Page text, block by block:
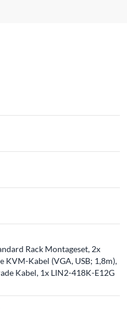
Rack Montageset, 2x
KVM-Kabel (VGA, USB; 1,8m),
Kabel, 1x LIN2-418K-E12G